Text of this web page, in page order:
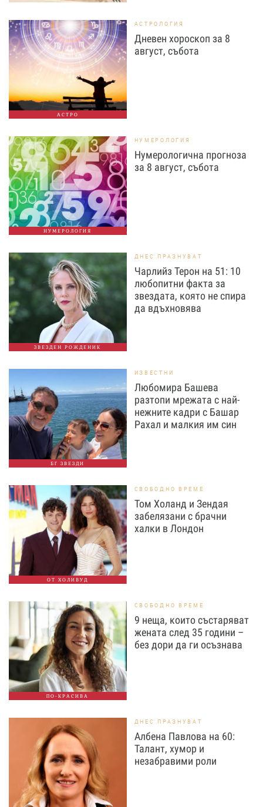
АСТРО
АСТРОЛОГИЯ
Дневен хороскоп за 8
август, събота
НУМЕРОЛОГИЯ
НУМЕРОЛОГИЯ
Нумерологична прогноза
за 8 август, събота
ЗВЕЗДЕН РОЖДЕНИК
ДНЕС ПРАЗНУВАТ
Чарлийз Терон на 51: 10
любопитни факта за
звездата, която не спира
да вдъхновява
БГ ЗВЕЗДИ
ИЗВЕСТНИ
Любомира Башева
разтопи мрежата с най-
нежните кадри с Башар
Рахал и малкия им син
ОТ ХОЛИВУД
СВОБОДНО ВРЕМЕ
Том Холанд и Зендая
забелязани с брачни
халки в Лондон
ПО-КРАСИВА
СВОБОДНО ВРЕМЕ
9 неща, които състаряват
жената след 35 години –
без дори да ги осъзнава
ДНЕС ПРАЗНУВАТ
Албена Павлова на 60:
Талант, хумор и
незабравими роли